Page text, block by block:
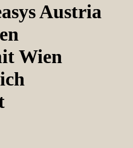
Austria
Wien